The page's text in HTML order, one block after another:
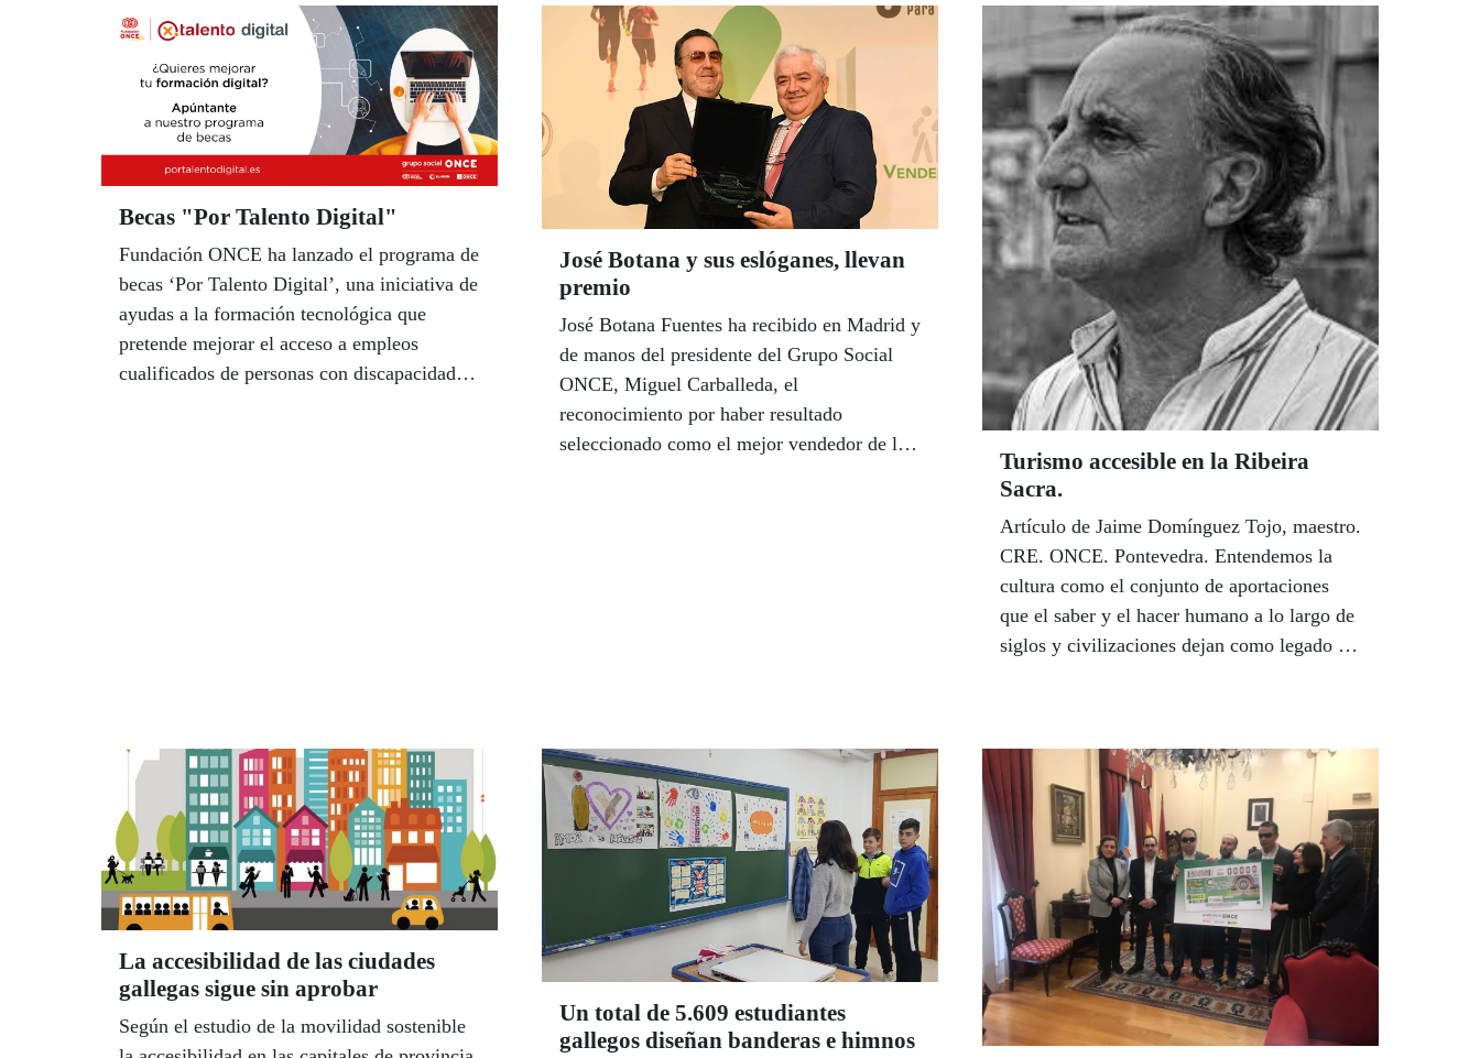
Unidas y, más concretamente, con el
objetivo número cinco, para poner su “mejor
papel”, el cupón, al servicio de la igualdad
entre géneros y a empoderar a mujeres y
niñas, también aquellas que tienen
discapacidad.
persona todo lo que necesita para sentirse
ciudadano de una sociedad que nos
pertenece a todos. El plazo de presentación
de candidaturas concluirá el próximo día 30
de marzo.
Becas "Por Talento Digital"
Fundación ONCE ha lanzado el programa de
becas ‘Por Talento Digital’, una iniciativa de
ayudas a la formación tecnológica que
pretende mejorar el acceso a empleos
cualificados de personas con discapacidad.
José Botana y sus eslóganes, llevan
premio
José Botana Fuentes ha recibido en Madrid y
de manos del presidente del Grupo Social
ONCE, Miguel Carballeda, el
reconocimiento por haber resultado
seleccionado como el mejor vendedor de la
Turismo accesible en la Ribeira
Sacra.
Artículo de Jaime Domínguez Tojo, maestro.
CRE. ONCE. Pontevedra. Entendemos la
cultura como el conjunto de aportaciones
que el saber y el hacer humano a lo largo de
siglos y civilizaciones dejan como legado a
La accesibilidad de las ciudades
gallegas sigue sin aprobar
Según el estudio de la movilidad sostenible
Un total de 5.609 estudiantes
gallegos diseñan banderas e himnos